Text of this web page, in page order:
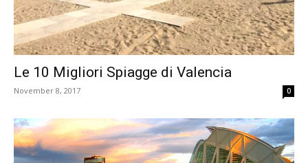
Le 10 Migliori Spiagge di Valencia
November 8, 2017 0